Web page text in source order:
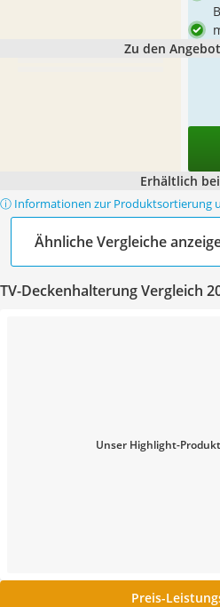
Zu den
Erhältlich bei
ⓘ Informationen zur Produktsortierung
Ähnliche Vergleiche
TV-Deckenhalterung Vergleich
Unser Highlight-
Preis-